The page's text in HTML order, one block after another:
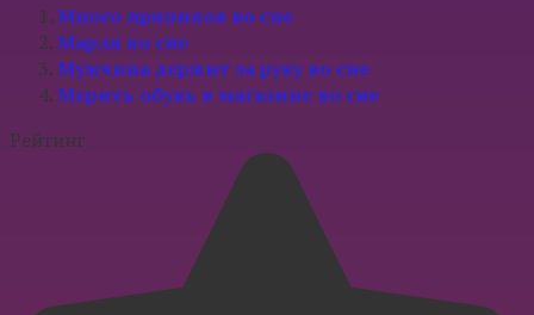
Много пряников во сне
Марля во сне
Мужчина держит за руку во сне
Мерить обувь в магазине во сне
Рейтинг